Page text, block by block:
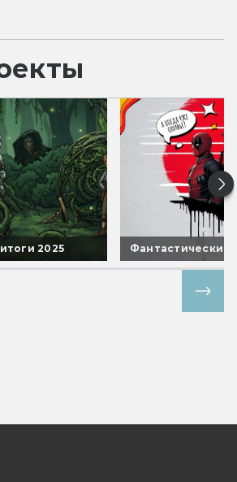
2025 Фантастические